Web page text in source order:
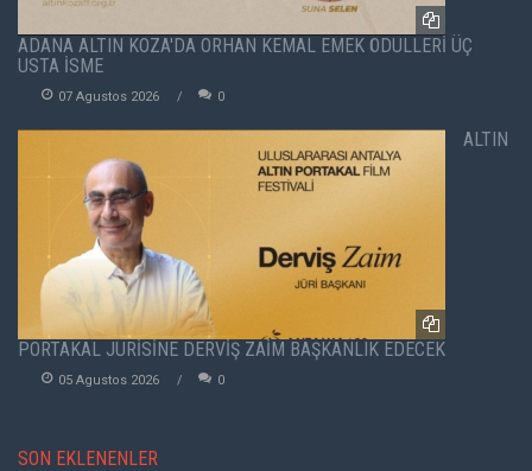
ADANA ALTIN KOZA'DA ORHAN KEMAL EMEK ÖDÜLLERİ ÜÇ
USTA İSME
07 Agustos 2026 0
ALTIN
PORTAKAL JÜRİSİNE DERVİŞ ZAİM BAŞKANLIK EDECEK
05 Agustos 2026 0
SON EKLENENLER